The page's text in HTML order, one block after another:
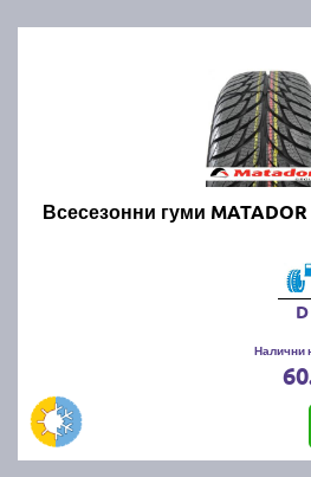
Всесезонни гуми MATADOR
D
Налични